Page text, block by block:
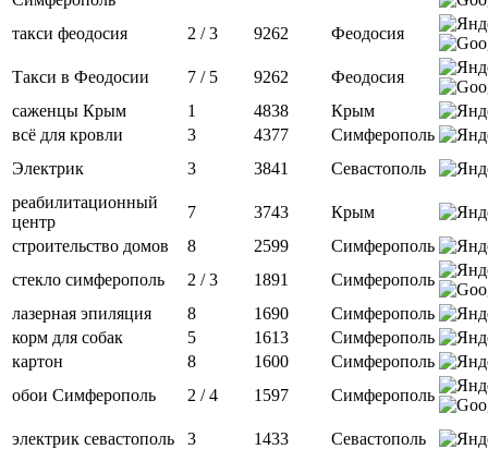
такси феодосия 2 / 3 9262 Феодосия
Такси в Феодосии 7 / 5 9262
Феодосия
саженцы Крым
1 4838
Крым
всё для кровли
3 4377
Симферополь
Электрик
3 3841
Севастополь
реабилитационный
центр
7 3743
Крым
строительство домов
8 2599
Симферополь
стекло симферополь
2 / 3 1891
Симферополь
лазерная эпиляция
8 1690
Симферополь
корм для собак
5 1613
Симферополь
картон
8 1600
Симферополь
обои Симферополь
2 / 4 1597 Симферополь
электрик севастополь 3 1433
Севастополь